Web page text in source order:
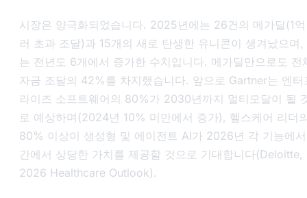
시장은 양극화되었습니다. 2025년에는 26건의 메가딜(1
러 초과 조달)과 15개의 새로 탄생한 유니콘이 생겨났으며,
는 전년도 6개에서 증가한 수치입니다. 메가딜만으로도 전
자금 조달의 42%를 차지했습니다. 앞으로 Gartner는 엔터
라이즈 소프트웨어의 80%가 2030년까지 멀티모달이 될
로 예상하며(2024년 10% 미만에서 증가), 헬스케어 리더
80% 이상이 생성형 및 에이전트 AI가 2026년 각 기능에
간에서 상당한 가치를 제공할 것으로 기대합니다(Deloitte,
2026 Healthcare Outlook).